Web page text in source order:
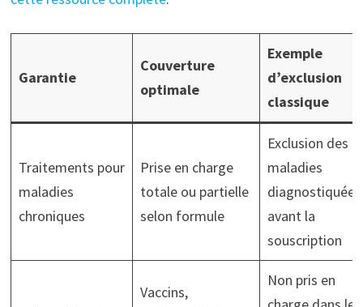
Garantie
Couverture
optimale
Exemple
d’exclusion
classique
Traitements pour
maladies
chroniques
Prise en charge
totale ou partielle
selon formule
Exclusion des
maladies
diagnostiquées
avant la
souscription
Vaccins,
Non pris en